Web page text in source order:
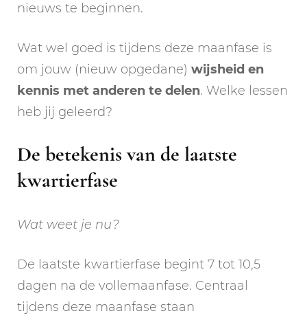
nieuws te beginnen.
Wat wel goed is tijdens deze maanfase is
om jouw (nieuw opgedane) wijsheid en
kennis met anderen te delen. Welke lessen
heb jij geleerd?
De betekenis van de laatste
kwartierfase
Wat weet je nu?
De laatste kwartierfase begint 7 tot 10,5
dagen na de vollemaanfase. Centraal
tijdens deze maanfase staan